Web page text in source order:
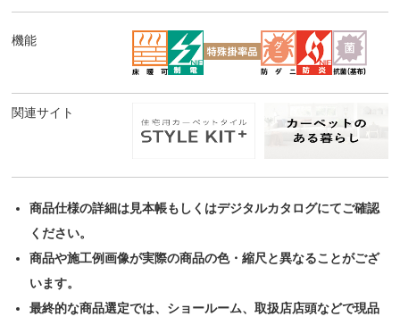
機能
関連サイト
商品仕様の詳細は見本帳もしくはデジタルカタログにてご確認
ください。
商品や施工例画像が実際の商品の色・縮尺と異なることがござ
います。
最終的な商品選定では、ショールーム、取扱店店頭などで現品